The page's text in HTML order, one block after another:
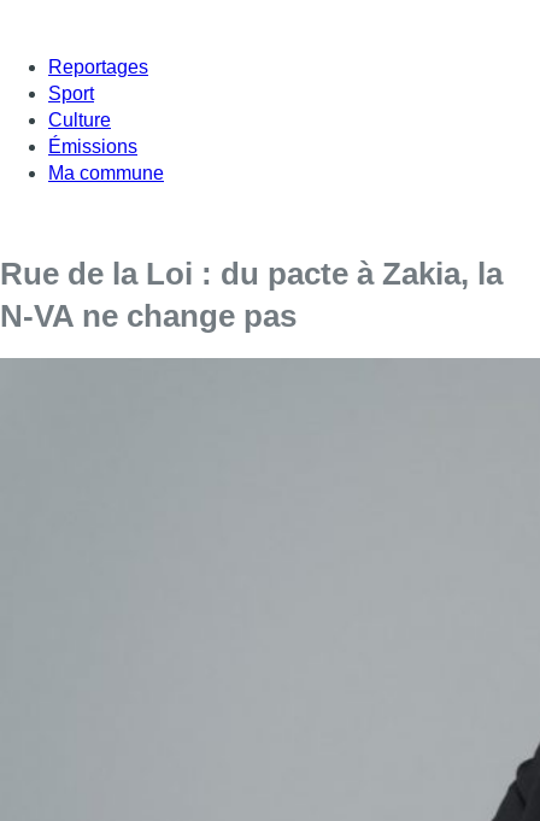
Reportages
Sport
Culture
Émissions
Ma commune
Rue de la Loi : du pacte à Zakia, la
N-VA ne change pas